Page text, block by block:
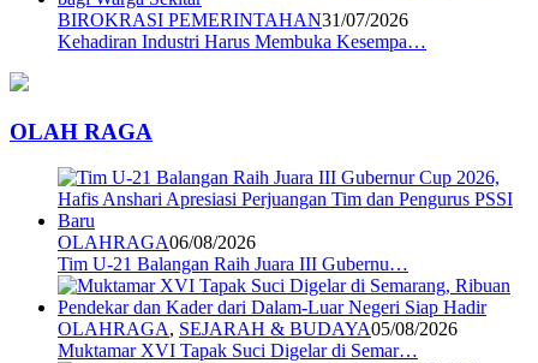
BIROKRASI PEMERINTAHAN31/07/2026
Kehadiran Industri Harus Membuka Kesempa…
OLAH RAGA
OLAHRAGA06/08/2026
Tim U-21 Balangan Raih Juara III Gubernu…
OLAHRAGA, SEJARAH & BUDAYA05/08/2026
Muktamar XVI Tapak Suci Digelar di Semar…